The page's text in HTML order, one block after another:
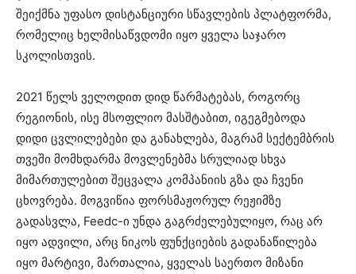
შეიქმნა უფასო დისტანციური სწავლების პლატფორმა,
რომელიც ხელმისაწვდომი იყო ყველა საჯარო
სკოლისთვის.
2021 წელს ველოდით დიდ წარმატებას, როგორც
რეგიონის, ისე მსოფლიო მასშტაბით, იგეგმებოდა
დიდი ცვლილებები და განახლება, მაგრამ სექტემბრის
თვეში მომხდარმა მოვლენებმა სრულიად სხვა
მიმართულებით შეცვალა კომპანიის გზა და ჩვენი
ცხოვრება. მოგვიწია ფორსმაჟორულ რეჟიმზე
გადასვლა, Feedc-ი უნდა გაგრძელებულიყო, რაც არ
იყო ადვილი, არც ნიკოს ფუნქციების გადანაწილება
იყო მარტივი, მართალია, ყველას საერთო მიზანი